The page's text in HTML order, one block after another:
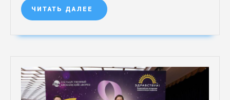
ЧИТАТЬ ДАЛЕЕ